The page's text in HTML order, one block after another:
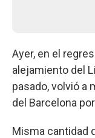
Ayer, en el
alejamiento del
pasado, volvió a
del Barcelona
Misma cantidad